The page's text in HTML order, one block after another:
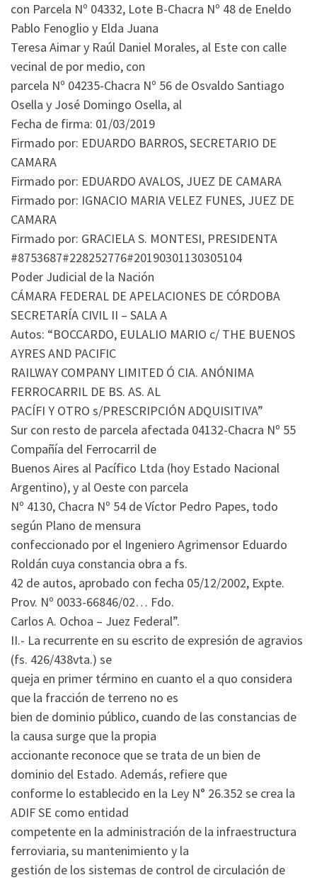
con Parcela Nº 04332, Lote B-Chacra Nº 48 de Eneldo
Pablo Fenoglio y Elda Juana
Teresa Aimar y Raúl Daniel Morales, al Este con calle
vecinal de por medio, con
parcela Nº 04235-Chacra Nº 56 de Osvaldo Santiago
Osella y José Domingo Osella, al
Fecha de firma: 01/03/2019
Firmado por: EDUARDO BARROS, SECRETARIO DE
CAMARA
Firmado por: EDUARDO AVALOS, JUEZ DE CAMARA
Firmado por: IGNACIO MARIA VELEZ FUNES, JUEZ DE
CAMARA
Firmado por: GRACIELA S. MONTESI, PRESIDENTA
#8753687#228252776#20190301130305104
Poder Judicial de la Nación
CÁMARA FEDERAL DE APELACIONES DE CÓRDOBA
SECRETARÍA CIVIL II – SALA A
Autos: “BOCCARDO, EULALIO MARIO c/ THE BUENOS
AYRES AND PACIFIC
RAILWAY COMPANY LIMITED Ó CIA. ANÓNIMA
FERROCARRIL DE BS. AS. AL
PACÍFI Y OTRO s/PRESCRIPCIÓN ADQUISITIVA”
Sur con resto de parcela afectada 04132-Chacra Nº 55
Compañía del Ferrocarril de
Buenos Aires al Pacífico Ltda (hoy Estado Nacional
Argentino), y al Oeste con parcela
Nº 4130, Chacra Nº 54 de Víctor Pedro Papes, todo
según Plano de mensura
confeccionado por el Ingeniero Agrimensor Eduardo
Roldán cuya constancia obra a fs.
42 de autos, aprobado con fecha 05/12/2002, Expte.
Prov. Nº 0033-66846/02… Fdo.
Carlos A. Ochoa – Juez Federal”.
II.- La recurrente en su escrito de expresión de agravios
(fs. 426/438vta.) se
queja en primer término en cuanto el a quo considera
que la fracción de terreno no es
bien de dominio público, cuando de las constancias de
la causa surge que la propia
accionante reconoce que se trata de un bien de
dominio del Estado. Además, refiere que
conforme lo establecido en la Ley N° 26.352 se crea la
ADIF SE como entidad
competente en la administración de la infraestructura
ferroviaria, su mantenimiento y la
gestión de los sistemas de control de circulación de